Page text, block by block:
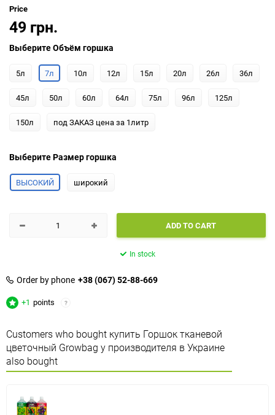
Price
49 грн.
Выберите Объём горшка
5л 7л 10л 12л 15л 20л 26л 36л
45л 50л 60л 64л 75л 96л 125л
150л под ЗАКАЗ цена за 1литр
Выберите Размер горшка
ВЫСОКИЙ широкий
ADD TO CART
In stock
Order by phone +38 (067) 52-88-669
+1 points ?
Customers who bought купить Горшок тканевой
цветочный Growbag у производителя в Украине
also bought